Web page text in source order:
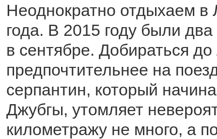
Неоднократно отдыхаем в
года. В 2015 году были
в сентябре. Добираться
предпочтительнее на
серпантин, который
Джубгы, утомляет
километражу не много, а